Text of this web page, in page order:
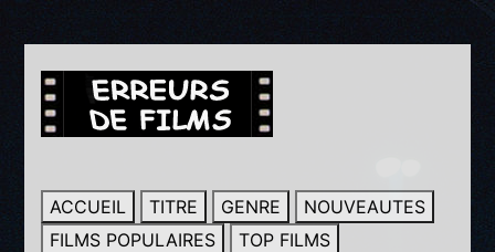
ACCUEIL TITRE GENRE
NOUVEAUTES
FILMS POPULAIRES
TOP FILMS